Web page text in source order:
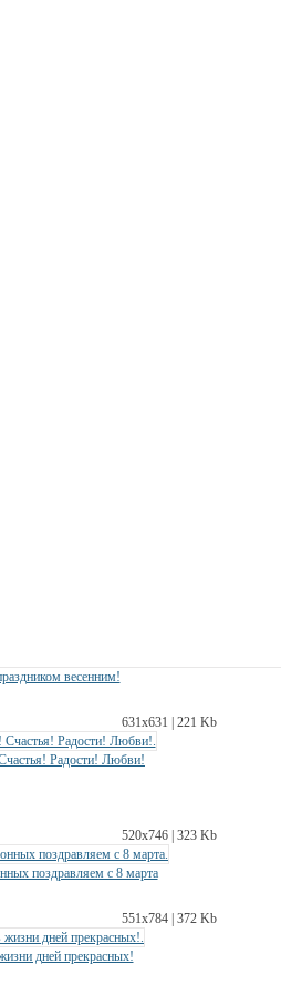
весенним!
631х631 | 221 Kb
Радости! Любви!
520х746 | 323 Kb
поздравляем с 8 марта
551х784 | 372 Kb
дней прекрасных!